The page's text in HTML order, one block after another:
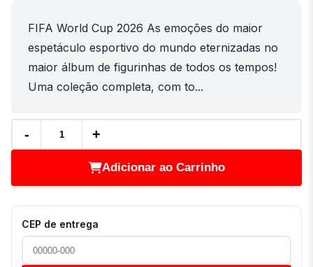
FIFA World Cup 2026 As emoções do maior
espetáculo esportivo do mundo eternizadas no
maior álbum de figurinhas de todos os tempos!
Uma coleção completa, com to...
- +
Adicionar ao Carrinho
CEP de entrega